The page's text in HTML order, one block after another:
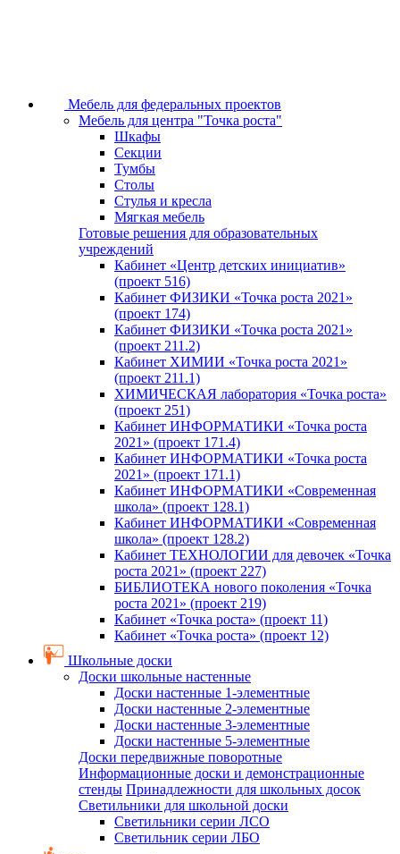
Мебель для федеральных проектов
Мебель для центра "Точка роста"
Шкафы
Секции
Тумбы
Столы
Стулья и кресла
Мягкая мебель
Готовые решения для образовательных
учреждений
Кабинет «Центр детских инициатив»
(проект 516)
Кабинет ФИЗИКИ «Точка роста 2021»
(проект 174)
Кабинет ФИЗИКИ «Точка роста 2021»
(проект 211.2)
Кабинет ХИМИИ «Точка роста 2021»
(проект 211.1)
ХИМИЧЕСКАЯ лаборатория «Точка роста»
(проект 251)
Кабинет ИНФОРМАТИКИ «Точка роста
2021» (проект 171.4)
Кабинет ИНФОРМАТИКИ «Точка роста
2021» (проект 171.1)
Кабинет ИНФОРМАТИКИ «Современная
школа» (проект 128.1)
Кабинет ИНФОРМАТИКИ «Современная
школа» (проект 128.2)
Кабинет ТЕХНОЛОГИИ для девочек «Точка
роста 2021» (проект 227)
БИБЛИОТЕКА нового поколения «Точка
роста 2021» (проект 219)
Кабинет «Точка роста» (проект 11)
Кабинет «Точка роста» (проект 12)
Школьные доски
Доски школьные настенные
Доски настенные 1-элементные
Доски настенные 2-элементные
Доски настенные 3-элементные
Доски настенные 5-элементные
Доски передвижные поворотные
Информационные доски и демонстрационные
стенды Принадлежности для школьных досок
Светильники для школьной доски
Светильники серии ЛСО
Светильник серии ЛБО